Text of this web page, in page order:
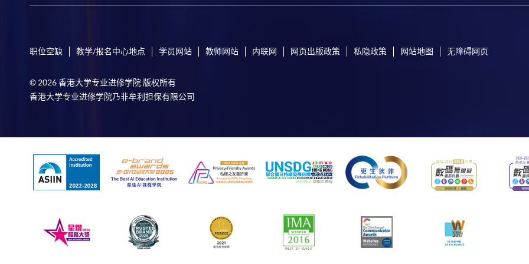
职位空缺 教学/报名中心地点 学员网站 教师网站 内联网 网页出版政策 私隐政策 网站地图 无障碍网页
© 2026 香港大学专业进修学院 版权所有
香港大学专业进修学院乃非牟利担保有限公司